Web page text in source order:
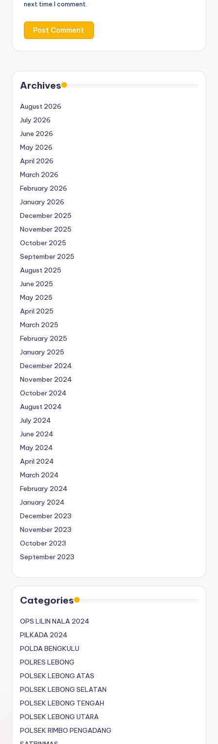
next time I comment.
Archives
August 2026
July 2026
June 2026
May 2026
April 2026
March 2026
February 2026
January 2026
December 2025
November 2025
October 2025
September 2025
August 2025
June 2025
May 2025
April 2025
March 2025
February 2025
January 2025
December 2024
November 2024
October 2024
August 2024
July 2024
June 2024
May 2024
April 2024
March 2024
February 2024
January 2024
December 2023
November 2023
October 2023
September 2023
Categories
OPS LILIN NALA 2024
PILKADA 2024
POLDA BENGKULU
POLRES LEBONG
POLSEK LEBONG ATAS
POLSEK LEBONG SELATAN
POLSEK LEBONG TENGAH
POLSEK LEBONG UTARA
POLSEK RIMBO PENGADANG